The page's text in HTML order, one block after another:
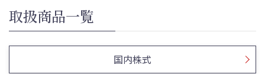
取扱商品一覧
国内株式